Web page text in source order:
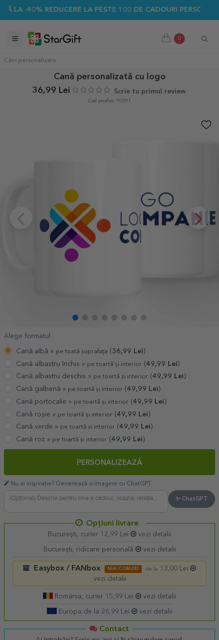
REDUCERE LA PESTE 100 DE CADOURI PERSONALIZATE ☀️
0
Căni personalizate
Cană personalizată cu logo
36,99 Lei
Scrie tu primul review
Cod produs: 10591
Alege formatul
Cană albă » pe toată suprafața ( 36,99 Lei )
Cană albastru închis » pe toartă și interior (49,99 Lei)
Cană albastru deschis » pe toartă și interior (49,99 Lei )
Cană galbenă » pe toartă și interior (49,99 Lei )
Cană portocalie » pe toartă și interior (49,99 Lei)
Cană roșie » pe toartă și interior (49,99 Lei)
Cană verde » pe toartă și interior (49,99 Lei )
Cană roz » pe toartă și interior (49,99 Lei )
PERSONALIZEAZĂ
Nu ai inspirație? Generează o imagine cu ChatGPT
✨ ChatGPT
Opțiuni livrare
București, curier 12,99 Lei vezi detalii
București, ridicare personală vezi detalii
Easybox / FANbox MAI COMOD de la
13,00 Lei
vezi detalii
România, curier 15,99 Lei vezi detalii
Europa de la 26,99 Lei vezi detalii
Contact